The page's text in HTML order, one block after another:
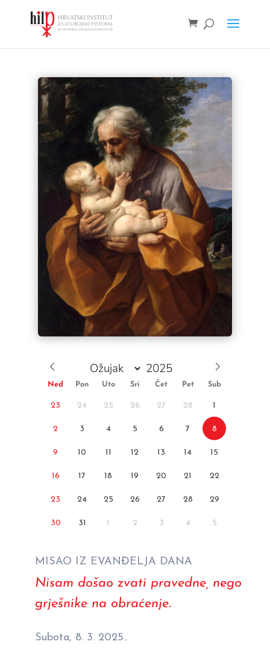
Ned Pon Uto Sri Čet Pet Sub
23 24 25 26 27 28 1
2 3 4 5 6 7 8
9 10 11 12 13 14 15
16 17 18 19 20 21 22
23 24 25 26 27 28 29
30 31 1 2 3 4 5
MISAO IZ EVANĐELJA DANA
Nisam došao zvati pravedne, nego
grješnike na obraćenje.
Subota, 8. 3. 2025..